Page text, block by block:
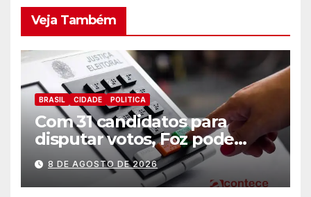
Veja Também
BRASIL CIDADE POLITICA
Com 31 candidatos para
disputar votos, Foz pode
perder representatividade
8 DE AGOSTO DE 2026